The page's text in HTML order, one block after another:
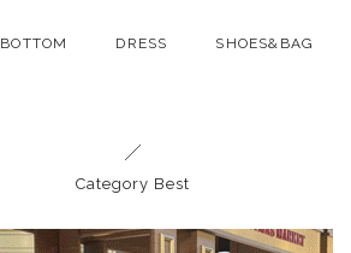
BOTTOM DRESS SHOES&BAG
Category Best